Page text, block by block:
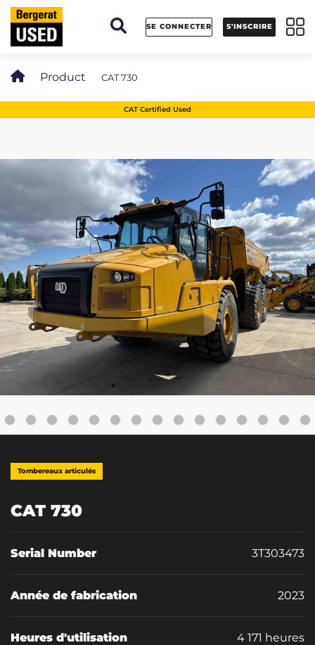
SE CONNECTER S'INSCRIRE
Product CAT 730
CAT Certified Used
Tombereaux articulés
CAT 730
Serial Number 3T303473
Année de fabrication 2023
Heures d'utilisation 4 171 heures
Panneau de gestion des cookies